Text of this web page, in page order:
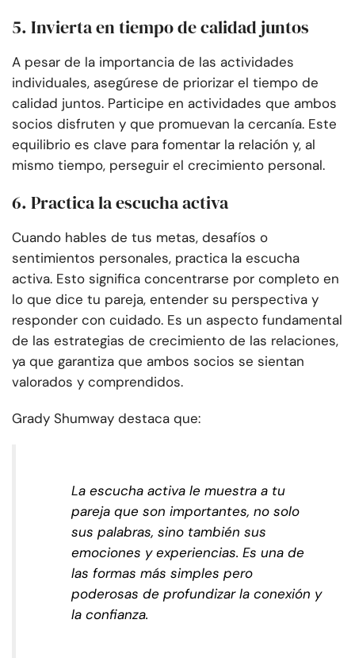
5. Invierta en tiempo de calidad juntos
A pesar de la importancia de las actividades
individuales, asegúrese de priorizar el tiempo de
calidad juntos. Participe en actividades que ambos
socios disfruten y que promuevan la cercanía. Este
equilibrio es clave para fomentar la relación y, al
mismo tiempo, perseguir el crecimiento personal.
6. Practica la escucha activa
Cuando hables de tus metas, desafíos o
sentimientos personales, practica la escucha
activa. Esto significa concentrarse por completo en
lo que dice tu pareja, entender su perspectiva y
responder con cuidado. Es un aspecto fundamental
de las estrategias de crecimiento de las relaciones,
ya que garantiza que ambos socios se sientan
valorados y comprendidos.
Grady Shumway destaca que:
La escucha activa le muestra a tu
pareja que son importantes, no solo
sus palabras, sino también sus
emociones y experiencias. Es una de
las formas más simples pero
poderosas de profundizar la conexión y
la confianza.